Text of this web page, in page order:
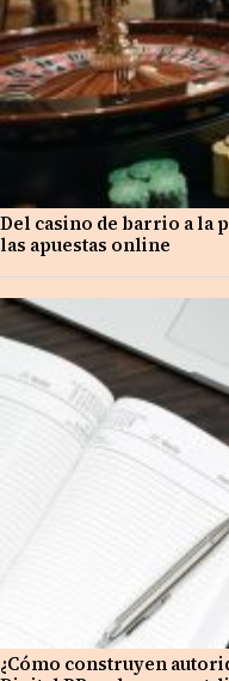
Del casino de barrio a la
las apuestas online
¿Cómo construyen